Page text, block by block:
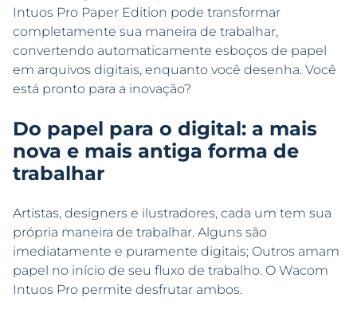
Intuos Pro Paper Edition pode transformar
completamente sua maneira de trabalhar,
convertendo automaticamente esboços de papel
em arquivos digitais, enquanto você desenha. Você
está pronto para a inovação?
Do papel para o digital: a mais
nova e mais antiga forma de
trabalhar
Artistas, designers e ilustradores, cada um tem sua
própria maneira de trabalhar. Alguns são
imediatamente e puramente digitais; Outros amam
papel no início de seu fluxo de trabalho. O Wacom
Intuos Pro permite desfrutar ambos.